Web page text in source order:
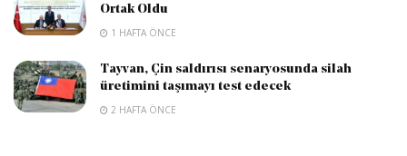
Ortak Oldu
1 HAFTA ÖNCE
Tayvan, Çin saldırısı senaryosunda silah
üretimini taşımayı test edecek
2 HAFTA ÖNCE